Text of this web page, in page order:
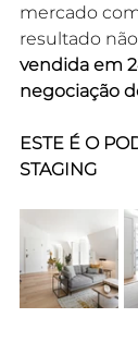
mercado
resultado
vendida em
negociação
ESTE É O
STAGING